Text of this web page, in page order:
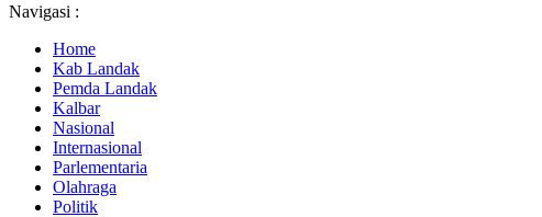
Navigasi :
Home
Kab Landak
Pemda Landak
Kalbar
Nasional
Internasional
Parlementaria
Olahraga
Politik